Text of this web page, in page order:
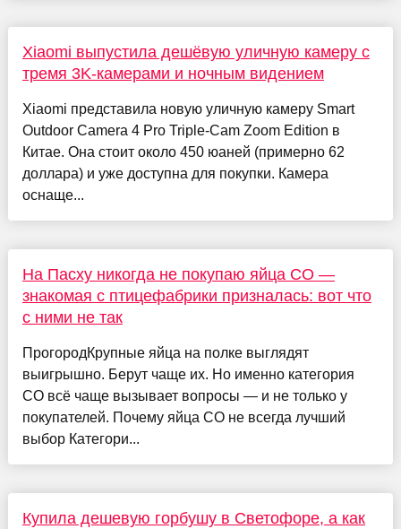
Xiaomi выпустила дешёвую уличную камеру с
тремя 3K-камерами и ночным видением
Xiaomi представила новую уличную камеру Smart
Outdoor Camera 4 Pro Triple-Cam Zoom Edition в
Китае. Она стоит около 450 юаней (примерно 62
доллара) и уже доступна для покупки. Камера
оснаще...
На Пасху никогда не покупаю яйца СО —
знакомая с птицефабрики призналась: вот что
с ними не так
ПрогородКрупные яйца на полке выглядят
выигрышно. Берут чаще их. Но именно категория
СО всё чаще вызывает вопросы — и не только у
покупателей. Почему яйца СО не всегда лучший
выбор Категори...
Купила дешевую горбушу в Светофоре, а как